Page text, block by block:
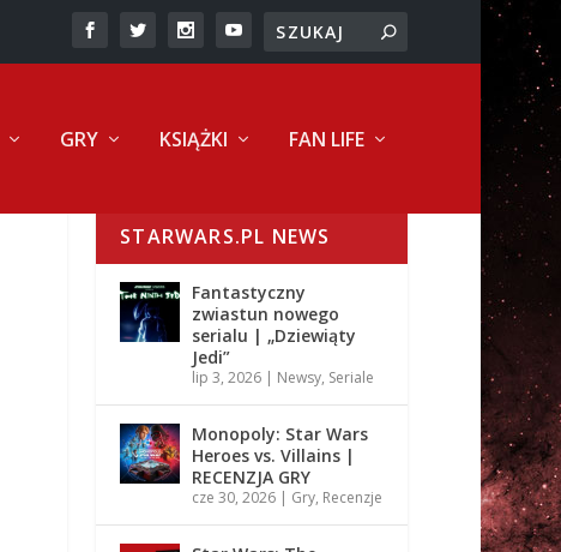
GRY KSIĄŻKI FAN LIFE
STARWARS.PL NEWS
Fantastyczny
zwiastun nowego
serialu | „Dziewiąty
Jedi”
lip 3, 2026 | Newsy, Seriale
Monopoly: Star Wars
Heroes vs. Villains |
RECENZJA GRY
cze 30, 2026 | Gry, Recenzje